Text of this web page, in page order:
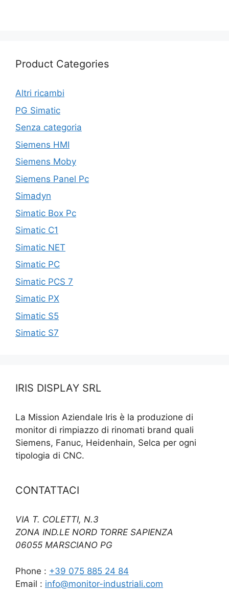
Product Categories
Altri ricambi
PG Simatic
Senza categoria
Siemens HMI
Siemens Moby
Siemens Panel Pc
Simadyn
Simatic Box Pc
Simatic C1
Simatic NET
Simatic PC
Simatic PCS 7
Simatic PX
Simatic S5
Simatic S7
IRIS DISPLAY SRL
La Mission Aziendale Iris è la produzione di
monitor di rimpiazzo di rinomati brand quali
Siemens, Fanuc, Heidenhain, Selca per ogni
tipologia di CNC.
CONTATTACI
VIA T. COLETTI, N.3
ZONA IND.LE NORD TORRE SAPIENZA
06055 MARSCIANO PG
Phone : +39 075 885 24 84
Email : info@monitor-industriali.com